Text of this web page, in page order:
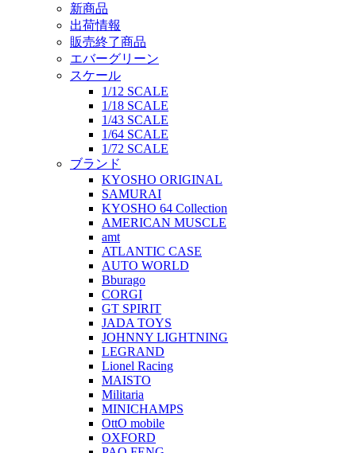
新商品
出荷情報
販売終了商品
エバーグリーン
スケール
1/12 SCALE
1/18 SCALE
1/43 SCALE
1/64 SCALE
1/72 SCALE
ブランド
KYOSHO ORIGINAL
SAMURAI
KYOSHO 64 Collection
AMERICAN MUSCLE
amt
ATLANTIC CASE
AUTO WORLD
Bburago
CORGI
GT SPIRIT
JADA TOYS
JOHNNY LIGHTNING
LEGRAND
Lionel Racing
MAISTO
Militaria
MINICHAMPS
OttO mobile
OXFORD